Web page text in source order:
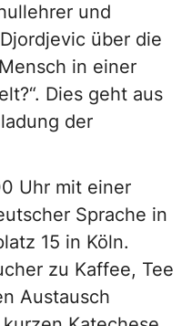
und
über die
in einer
Dies geht aus
der
Uhr mit einer
Sprache in
15 in Köln.
zu Kaffee, Tee
Austausch